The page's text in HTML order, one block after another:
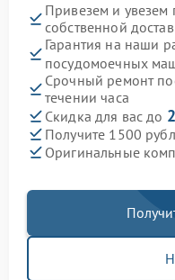
Привезем и
собственной
Гарантия на наши
посудомоечных
Срочный ремонт
течении часа
Скидка для вас до
Получите 1500
Оригинальные